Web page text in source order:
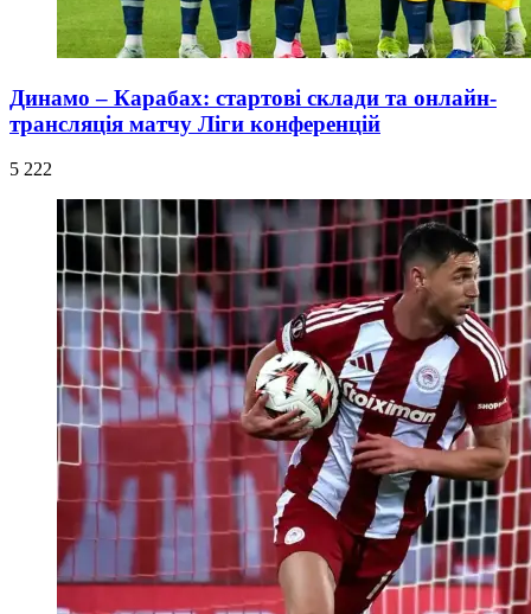
Динамо – Карабах: стартові склади та онлайн-
трансляція матчу Ліги конференцій
5 222